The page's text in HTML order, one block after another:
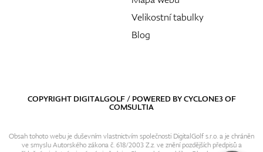
Velikostní tabulky
Blog
COPYRIGHT DIGITALGOLF / POWERED BYCYCLONE3OF
COMSULTIA
Obsah tohoto webu je duševním vlastnictvím společnosti DigitalGolf s.r.o. a je chráněn
ve smyslu Autorského zákona č. 618/2003 Z.z. ve znění pozdějších předpisů a